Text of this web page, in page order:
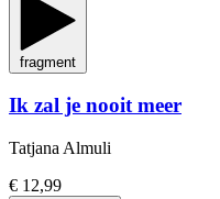
fragment
Ik zal je nooit meer
Tatjana Almuli
€ 12,99